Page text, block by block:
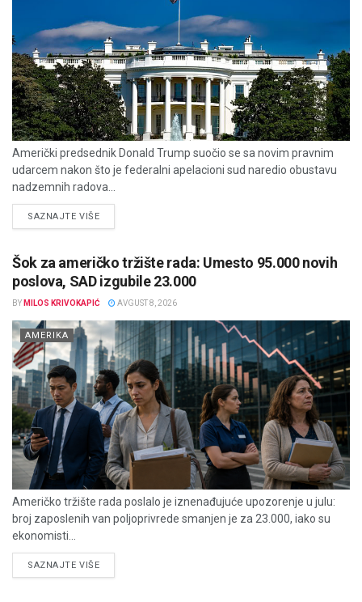
Američki predsednik Donald Trump suočio se sa novim pravnim
udarcem nakon što je federalni apelacioni sud naredio obustavu
nadzemnih radova...
SAZNAJTE VIŠEDETAILS
Šok za američko tržište rada: Umesto 95.000 novih
poslova, SAD izgubile 23.000
BY MILOS KRIVOKAPIĆ AVGUST 8, 2026
AMERIKA
Američko tržište rada poslalo je iznenađujuće upozorenje u julu:
broj zaposlenih van poljoprivrede smanjen je za 23.000, iako su
ekonomisti...
SAZNAJTE VIŠEDETAILS